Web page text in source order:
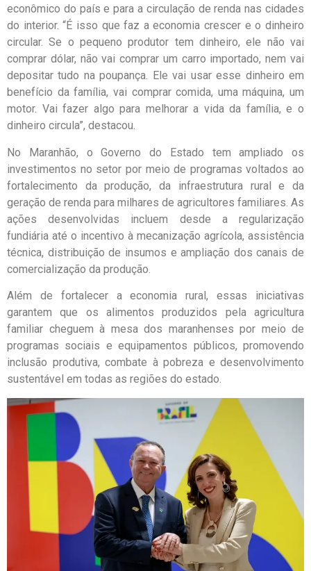
econômico do país e para a circulação de renda nas cidades
do interior. “É isso que faz a economia crescer e o dinheiro
circular. Se o pequeno produtor tem dinheiro, ele não vai
comprar dólar, não vai comprar um carro importado, nem vai
depositar tudo na poupança. Ele vai usar esse dinheiro em
benefício da família, vai comprar comida, uma máquina, um
motor. Vai fazer algo para melhorar a vida da família, e o
dinheiro circula”, destacou.
No Maranhão, o Governo do Estado tem ampliado os
investimentos no setor por meio de programas voltados ao
fortalecimento da produção, da infraestrutura rural e da
geração de renda para milhares de agricultores familiares. As
ações desenvolvidas incluem desde a regularização
fundiária até o incentivo à mecanização agrícola, assistência
técnica, distribuição de insumos e ampliação dos canais de
comercialização da produção.
Além de fortalecer a economia rural, essas iniciativas
garantem que os alimentos produzidos pela agricultura
familiar cheguem à mesa dos maranhenses por meio de
programas sociais e equipamentos públicos, promovendo
inclusão produtiva, combate à pobreza e desenvolvimento
sustentável em todas as regiões do estado.